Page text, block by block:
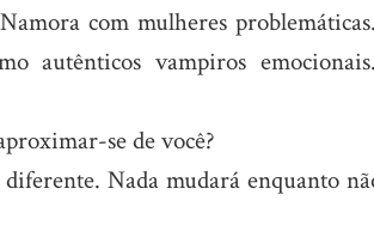
com mulheres
autênticos vampiros
se de você?
Nada mudará enquanto